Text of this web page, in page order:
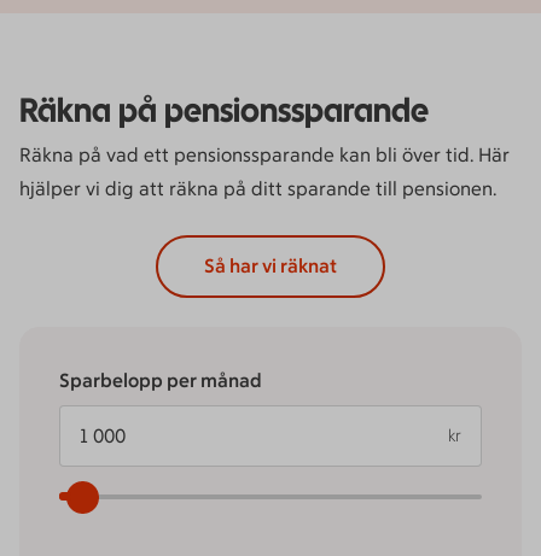
Räkna på pensionssparande
Räkna på vad ett pensionssparande kan bli över tid. Här
hjälper vi dig att räkna på ditt sparande till pensionen.
Så har vi räknat
Sparbelopp per månad
kr